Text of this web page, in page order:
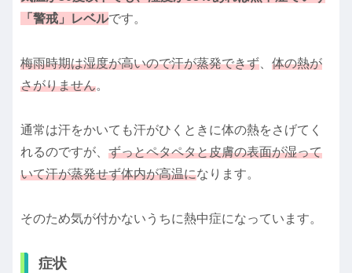
「警戒」レベルです。
梅雨時期は湿度が高いので汗が蒸発できず
体の熱が
さがりません。
通常は汗をかいても汗がひくときに体の熱をさげてく
れるのですが、 ずっとペタペタと皮膚の表面が湿って
いて汗が蒸発せず体内が高温になります。
そのため気が付かないうちに熱中症になっています。
症状